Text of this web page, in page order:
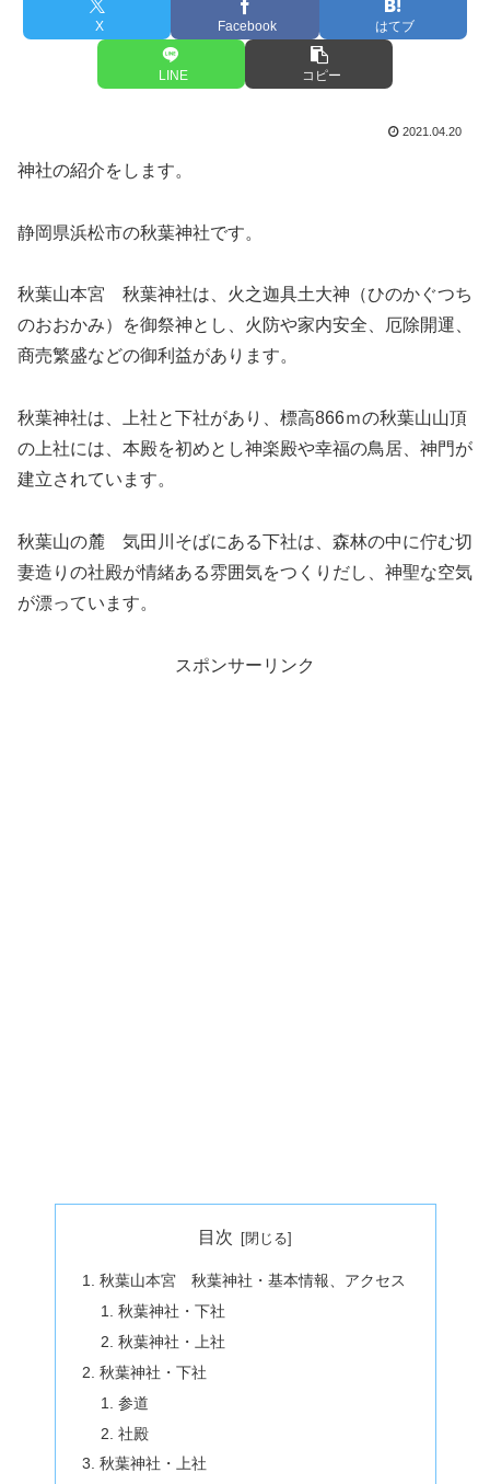
X Facebook はてブ
LINE コピー
2021.04.20
神社の紹介をします。
静岡県浜松市の秋葉神社です。
秋葉山本宮 秋葉神社は、火之迦具土大神（ひのかぐつち
のおおかみ）を御祭神とし、火防や家内安全、厄除開運、
商売繁盛などの御利益があります。
秋葉神社は、上社と下社があり、標高866ｍの秋葉山山頂
の上社には、本殿を初めとし神楽殿や幸福の鳥居、神門が
建立されています。
秋葉山の麓 気田川そばにある下社は、森林の中に佇む切
妻造りの社殿が情緒ある雰囲気をつくりだし、神聖な空気
が漂っています。
スポンサーリンク
目次
秋葉山本宮 秋葉神社・基本情報、アクセス
秋葉神社・下社
秋葉神社・上社
秋葉神社・下社
参道
社殿
秋葉神社・上社